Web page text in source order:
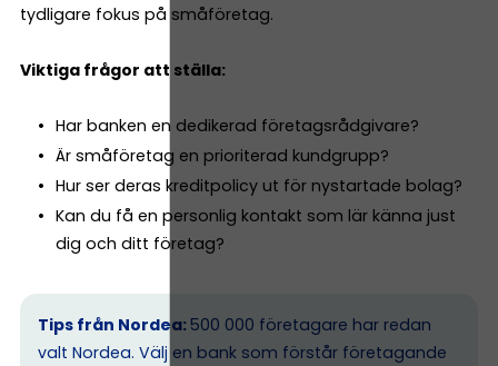
tydligare fokus på småföretag.
Viktiga frågor att ställa:
Har banken en dedikerad företagsrådgivare?
Är småföretag en prioriterad kundgrupp?
Hur ser deras kreditpolicy ut för nystartade bolag?
Kan du få en personlig kontakt som lär känna just
dig och ditt företag?
Tips från Nordea: 500 000 företagare har redan
valt Nordea. Välj en bank som förstår företagande